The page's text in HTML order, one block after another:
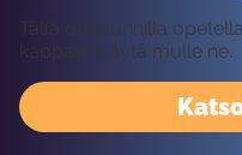
Tällä oppitunnilla
kappale Näytä mulle ne.